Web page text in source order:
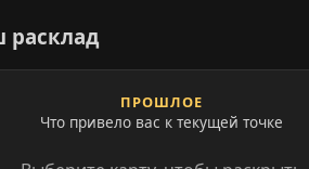
расклад
ПРОШЛОЕ
Что привело вас к текущей точке